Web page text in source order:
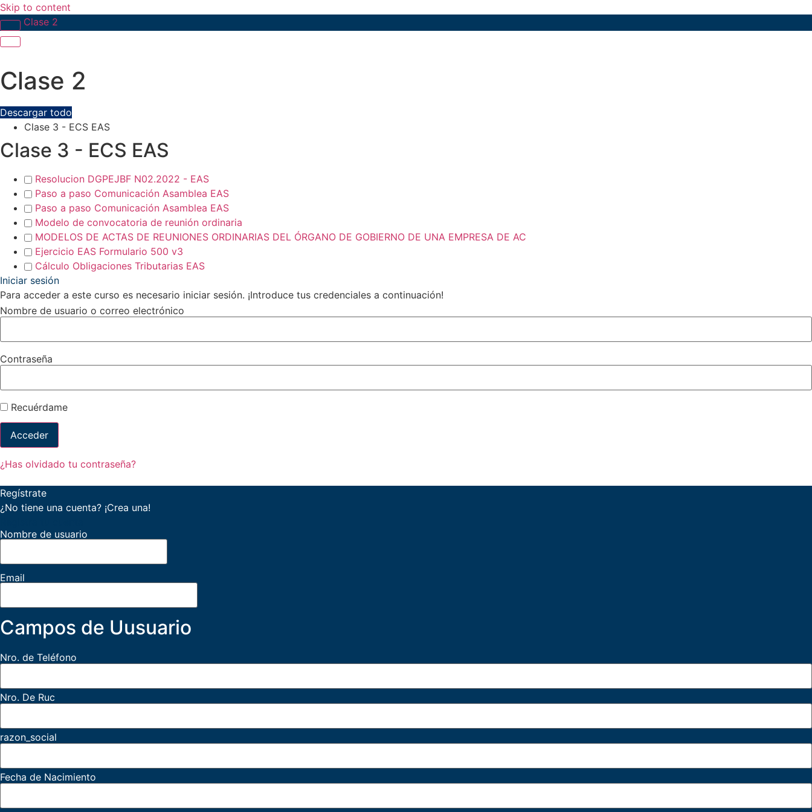
Skip to content
Clase 2
Clase 2
Descargar todo
Clase 3 - ECS EAS
Clase 3 - ECS EAS
Resolucion DGPEJBF N02.2022 - EAS
Paso a paso Comunicación Asamblea EAS
Paso a paso Comunicación Asamblea EAS
Modelo de convocatoria de reunión ordinaria
MODELOS DE ACTAS DE REUNIONES ORDINARIAS DEL ÓRGANO DE GOBIERNO DE UNA EMPRESA DE AC
Ejercicio EAS Formulario 500 v3
Cálculo Obligaciones Tributarias EAS
Iniciar sesión
Para acceder a este curso es necesario iniciar sesión. ¡Introduce tus credenciales a continuación!
Nombre de usuario o correo electrónico
Contraseña
Recuérdame
¿Has olvidado tu contraseña?
Regístrate
¿No tiene una cuenta? ¡Crea una!
Nombre de usuario
Email
Campos de Uusuario
Nro. de Teléfono
Nro. De Ruc
razon_social
Fecha de Nacimiento